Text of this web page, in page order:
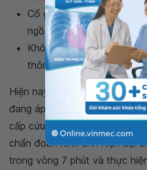
Cố giữ ngón chân cao
ngồi
Không mặc quần áo quá
thông máu bị cản trở.
Hiện nay, tại
Bệnh Viện Đa
đang áp dụng phương pháp
cấp cứu bệnh nhân bị tắc
chẩn đoán hình ảnh hiện đại
trong vòng 7 phút và thực